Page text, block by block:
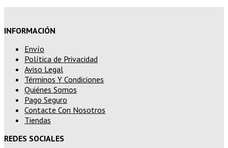
INFORMACIÓN
Envío
Política de Privacidad
Aviso Legal
Términos Y Condiciones
Quiénes Somos
Pago Seguro
Contacte Con Nosotros
Tiendas
REDES SOCIALES